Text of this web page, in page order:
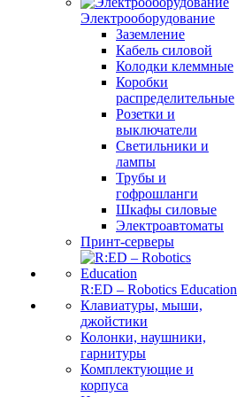
Электрооборудование
Заземление
Кабель силовой
Колодки клеммные
Коробки
распределительные
Розетки и
выключатели
Светильники и
лампы
Трубы и
гофрошланги
Шкафы силовые
Электроавтоматы
Принт-серверы
R:ED – Robotics Education
Клавиатуры, мыши,
джойстики
Колонки, наушники,
гарнитуры
Комплектующие и
корпуса